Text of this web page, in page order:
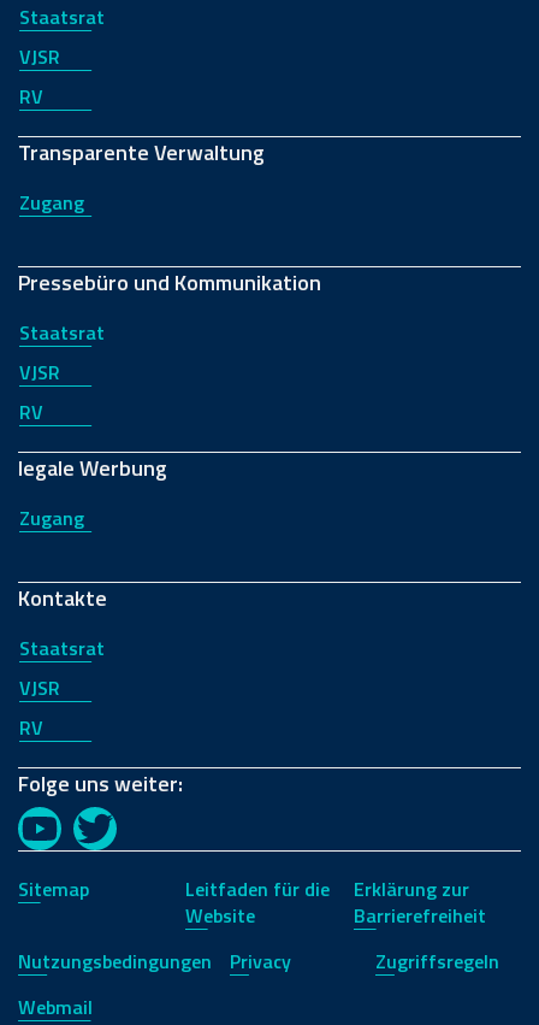
Staatsrat
VJSR
RV
Transparente Verwaltung
Zugang
Pressebüro und Kommunikation
Staatsrat
VJSR
RV
legale Werbung
Zugang
Kontakte
Staatsrat
VJSR
RV
Folge uns weiter:
YouTubeTwitter
Sitemap
Leitfaden für die
Website
Erklärung zur
Barrierefreiheit
Nutzungsbedingungen
Privacy
Zugriffsregeln
Webmail